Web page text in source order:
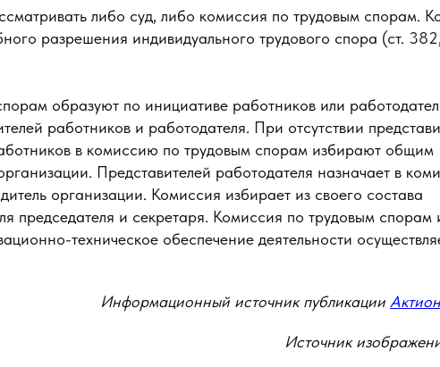
либо суд, либо комиссия по трудовым спорам.
разрешения индивидуального трудового спора (ст.
образуют по инициативе работников или
работников и работодателя. При отсутствии
в комиссию по трудовым спорам избирают общим
Представителей работодателя назначает в
организации. Комиссия избирает из своего состава
председателя и секретаря. Комиссия по трудовым спорам
техническое обеспечение деятельности
Информационный источник публикации
Источник